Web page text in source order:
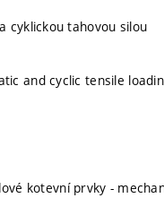
cyklickou tahovou silou
and cyclic tensile
kotevní prvky -